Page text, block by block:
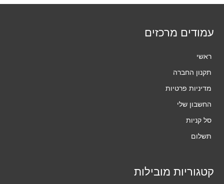
עמודים מרכזים
ראשי
תקנון החברה
מדיניות פרטיות
החשבון שלי
סל קניות
תשלום
קטגוריות מובילות